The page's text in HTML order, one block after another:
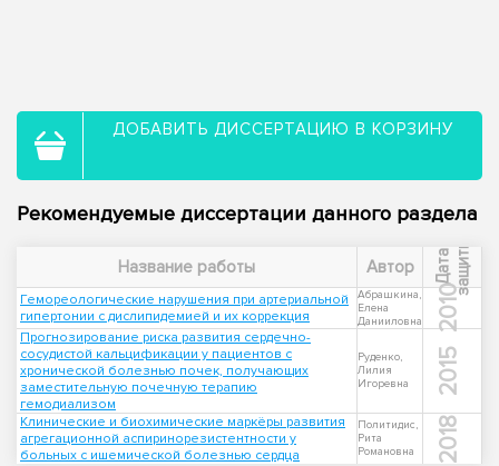
ДОБАВИТЬ ДИССЕРТАЦИЮ В КОРЗИНУ
Рекомендуемые диссертации данного раздела
Название работы Автор Д
а
т
а
з
а
щ
и
ты
Гемореологические нарушения при артериальной
гипертонии с дислипидемией и их коррекция
Абрашкина,
Елена
Данииловна
2010
Прогнозирование риска развития сердечно-
сосудистой кальцификации у пациентов с
хронической болезнью почек, получающих
заместительную почечную терапию
гемодиализом
Руденко,
Лилия
Игоревна
2015
Клинические и биохимические маркёры развития
агрегационной аспиринорезистентности у
больных с ишемической болезнью сердца
Политидис,
Рита
Романовна
2018